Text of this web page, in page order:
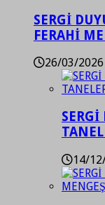
SERGİ
FERAHİ
26/03/2026
SERGİ
14/